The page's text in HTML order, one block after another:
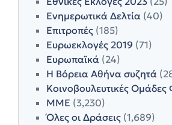
Ενημερωτικά Δελτία (40)
Επιτροπές (185)
Ευρωεκλογές 2019 (71)
Ευρωπαϊκά (24)
Η Βόρεια Αθήνα συζητά
Κοινοβουλευτικές Ομάδες
ΜΜΕ (3,230)
Όλες οι Δράσεις (1,689)